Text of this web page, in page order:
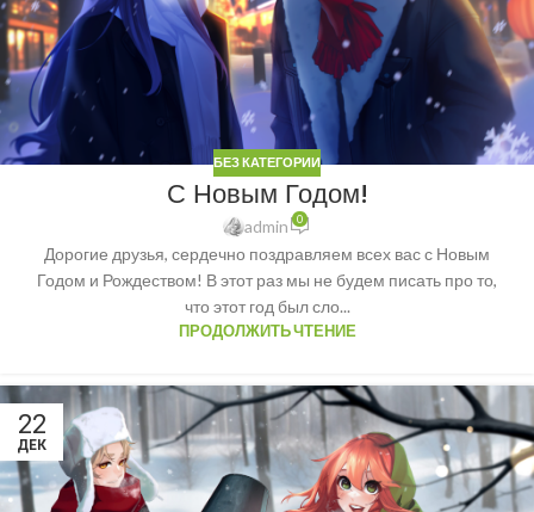
БЕЗ КАТЕГОРИИ
С Новым Годом!
admin 0
Дорогие друзья, сердечно поздравляем всех вас с Новым
Годом и Рождеством! В этот раз мы не будем писать про то,
что этот год был сло...
ПРОДОЛЖИТЬ ЧТЕНИЕ
22
ДЕК